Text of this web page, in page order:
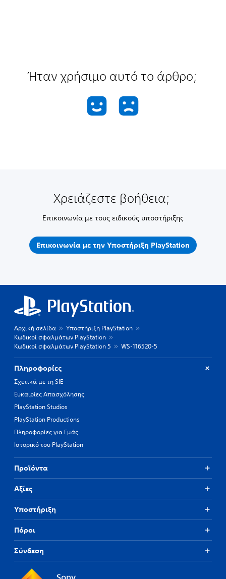
Ήταν χρήσιμο αυτό το άρθρο;
Χρειάζεστε βοήθεια;
Επικοινωνία με τους ειδικούς υποστήριξης
Επικοινωνία με την Υποστήριξη PlayStation
Αρχική σελίδα
Υποστήριξη PlayStation
Κωδικοί σφαλμάτων PlayStation
Κωδικοί σφαλμάτων PlayStation 5
WS-116520-5
Πληροφορίες
Σχετικά με τη SIE
Ευκαιρίες Απασχόλησης
PlayStation Studios
PlayStation Productions
Πληροφορίες για Εμάς
Ιστορικό του PlayStation
Προϊόντα
Αξίες
Υποστήριξη
Πόροι
Σύνδεση